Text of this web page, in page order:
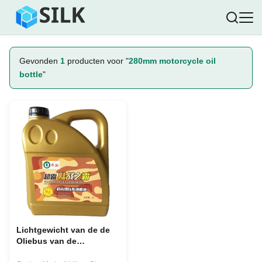
Gevonden 1 producten voor "280mm motorcycle oil
bottle"
Lichtgewicht van de de
Oliebus van de